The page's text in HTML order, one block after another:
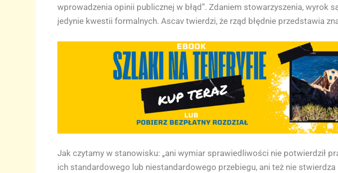
wprowadzenia opinii publicznej w błąd”. Zdaniem stowarzyszenia, wyrok
jedynie kwestii formalnych. Ascav twierdzi, że rząd błędnie przedstawia
Jak czytamy w stanowisku: „ani wymiar sprawiedliwości nie potwierdził
ich standardowego lub niestandardowego przebiegu, ani też nie